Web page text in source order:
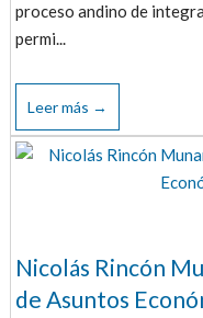
proceso andino de
permi...
Leer más →
Nicolás Rincón
de Asuntos